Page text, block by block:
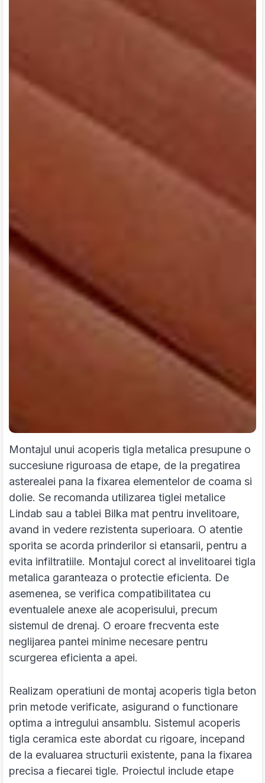
Montajul unui acoperis tigla metalica presupune o
succesiune riguroasa de etape, de la pregatirea
asterealei pana la fixarea elementelor de coama si
dolie. Se recomanda utilizarea tiglei metalice
Lindab sau a tablei Bilka mat pentru invelitoare,
avand in vedere rezistenta superioara. O atentie
sporita se acorda prinderilor si etansarii, pentru a
evita infiltratiile. Montajul corect al invelitoarei tigla
metalica garanteaza o protectie eficienta. De
asemenea, se verifica compatibilitatea cu
eventualele anexe ale acoperisului, precum
sistemul de drenaj. O eroare frecventa este
neglijarea pantei minime necesare pentru
scurgerea eficienta a apei.
Realizam operatiuni de montaj acoperis tigla beton
prin metode verificate, asigurand o functionare
optima a intregului ansamblu. Sistemul acoperis
tigla ceramica este abordat cu rigoare, incepand
de la evaluarea structurii existente, pana la fixarea
precisa a fiecarei tigle. Proiectul include etape